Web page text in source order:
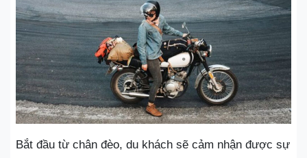
Bắt đầu từ chân đèo, du khách sẽ cảm nhận được sự